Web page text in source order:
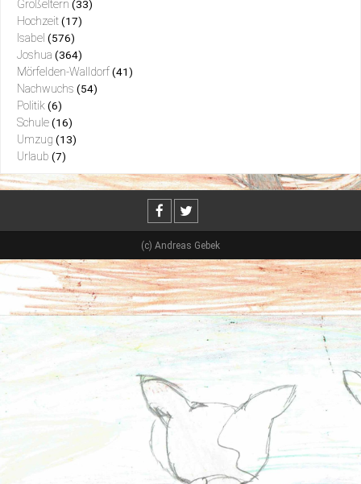
Großeltern (33)
Hochzeit (17)
Isabel (576)
Joshua (364)
Mörfelden-Walldorf (41)
Nachwuchs (54)
Politik (6)
Schule (16)
Umzug (13)
Urlaub (7)
(c) Andreas Gebek